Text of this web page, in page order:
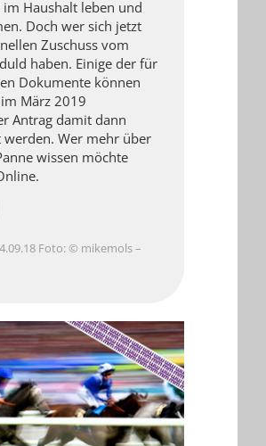
im Haushalt leben und
Doch wer sich jetzt
Zuschuss vom
haben. Einige der für
Dokumente können
März 2019
Antrag damit dann
werden. Wer mehr über
wissen möchte
Foto: © mikemols –